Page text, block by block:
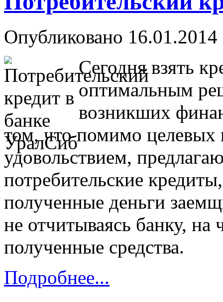
Опубликовано
Сегодня взять
оптимальным
возникших
том, что помимо целевых
удовольствием,
потребительские
полученные деньги
не отчитываясь банку, на
полученные средства.
Подробнее...